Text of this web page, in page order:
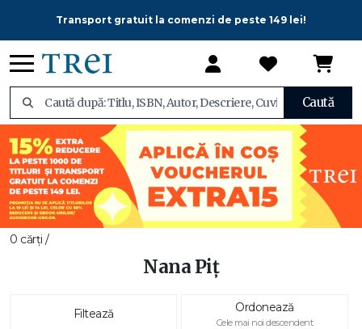
Transport gratuit la comenzi de peste 149 lei!
Caută
0 cărți /
Nana Piț
Filtează Ordonează
Cele mai noi descendent